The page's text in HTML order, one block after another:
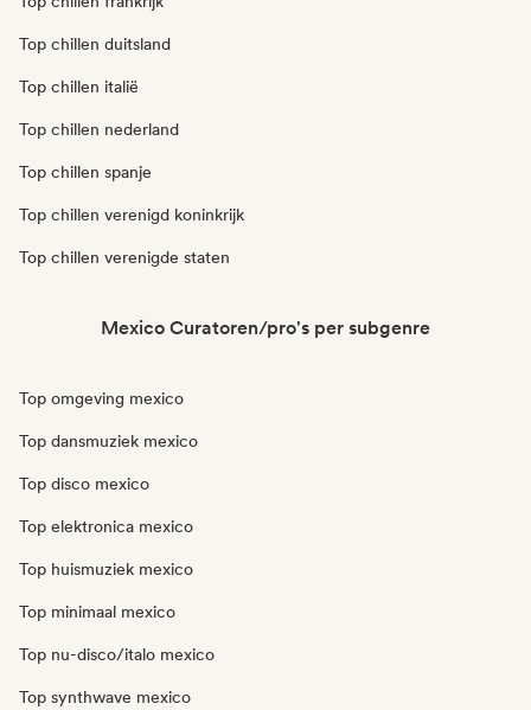
Top chillen duitsland
Top chillen italië
Top chillen nederland
Top chillen spanje
Top chillen verenigd koninkrijk
Top chillen verenigde staten
Mexico Curatoren/pro's per subgenre
Top omgeving mexico
Top dansmuziek mexico
Top disco mexico
Top elektronica mexico
Top huismuziek mexico
Top minimaal mexico
Top nu-disco/italo mexico
Top synthwave mexico